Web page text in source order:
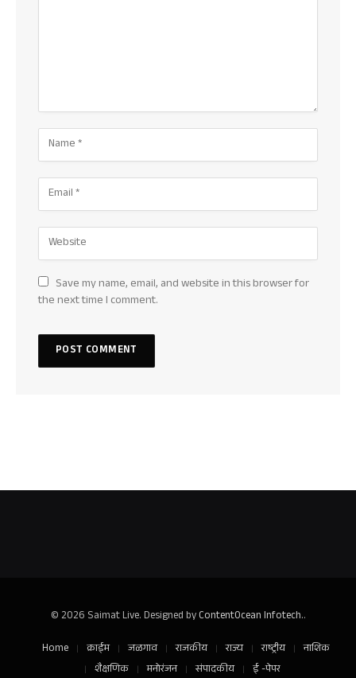
Save my name, email, and website in this browser for
the next time I comment.
© 2026 Saimat Live. Designed byContentOcean Infotech..
Home
क्राईम जळगाव राजकीय राज्य राष्ट्रीय
नाशिक
शैक्षणिक
मनोरंजन संपादकीय ई -पेपर